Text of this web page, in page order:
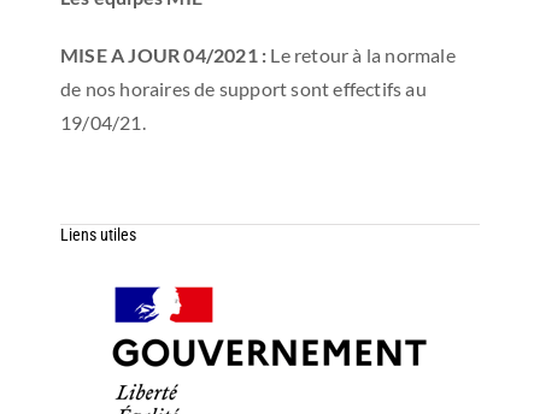
MISE A JOUR 04/2021 : Le retour à la normale
de nos horaires de support sont effectifs au
19/04/21.
Liens utiles